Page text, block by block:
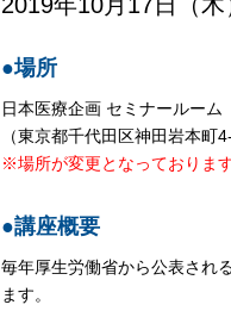
●場所
日本医療企画 セミナールーム
（東京都千代田区神田岩本
※場所が変更となっておりま
●講座概要
毎年厚生労働省から公表され
ます。